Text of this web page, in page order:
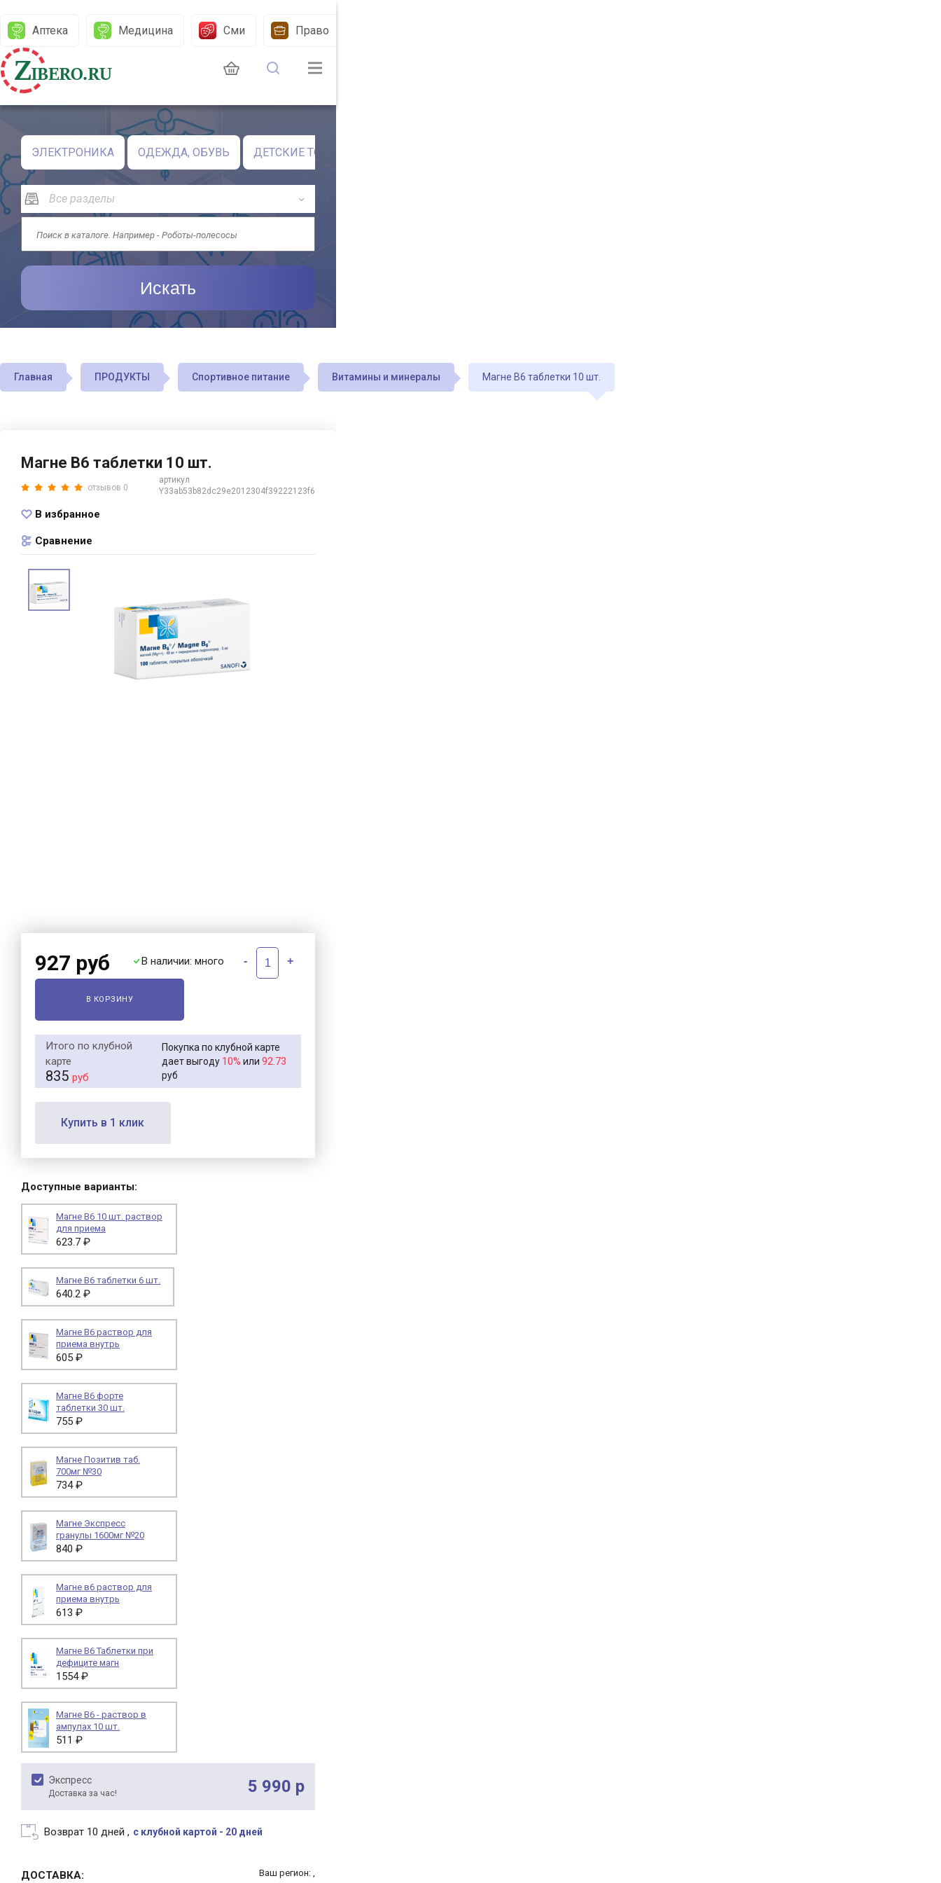
Аптека Медицина Сми Право
ЭЛЕКТРОНИКА ОДЕЖДА, ОБУВЬ ДЕТСКИЕ ТОВАРЫ
Искать
Главная ПРОДУКТЫ Спортивное питание Витамины и минералы Магне В6 таблетки 10 шт.
Магне В6 таблетки 10 шт.
отзывов 0
В избранное
Сравнение
артикул
Y33ab53b82dc29e2012304f39222123f6
927 руб В наличии: много - +
В КОРЗИНУ
Итого по клубной
карте
835 руб
Покупка по клубной карте
дает выгоду 10% или 92.73
руб
Купить в 1 клик
Доступные варианты:
Магне В6 10 шт. раствор
для приема
623.7 ₽
Магне В6 таблетки 6 шт.
640.2 ₽
Магне B6 раствор для
приема внутрь
605 ₽
Магне B6 форте
таблетки 30 шт.
755 ₽
Магне Позитив таб.
700мг №30
734 ₽
Магне Экспресс
гранулы 1600мг №20
840 ₽
Магне в6 раствор для
приема внутрь
613 ₽
Магне В6 Таблетки при
дефиците магн
1554 ₽
Магне В6 - раствор в
ампулах 10 шт.
511 ₽
Экспресс
Доставка за час! 5 990 р
Возврат 10 дней , с клубной картой - 20 дней
ДОСТАВКА: Ваш регион: ,